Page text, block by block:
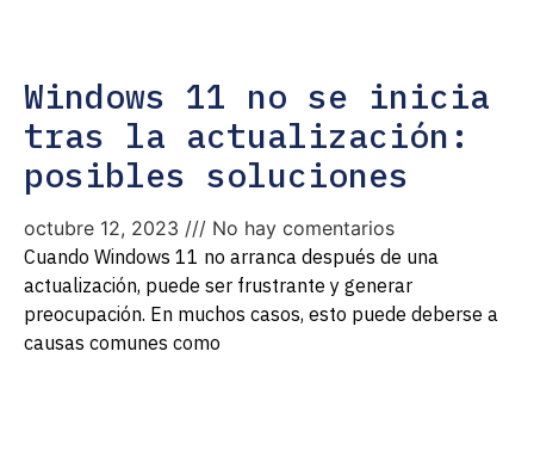
Windows 11 no se inicia
tras la actualización:
posibles soluciones
octubre 12, 2023
No hay comentarios
Cuando Windows 11 no arranca después de una
actualización, puede ser frustrante y generar
preocupación. En muchos casos, esto puede deberse a
causas comunes como